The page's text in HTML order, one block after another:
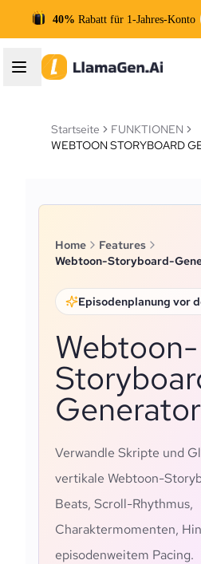
40% Rabatt für 1-Jahres-Konto
Startseite
FUNKTIONEN
WEBTOON STORYBOARD
Home
Features
Webtoon-Storyboard-
Episodenplanung vor
Webtoon-
Generator
Verwandle Skripte und
vertikale Webtoon-
Beats, Scroll-Rhythmus,
Charaktermomenten,
episodenweitem Pacing.